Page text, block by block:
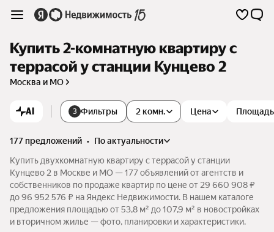
Купить 2-комнатную квартиру с
террасой у станции Кунцево 2
Москва и МО
AI 3 Фильтры 2 комн. Цена Площадь
177 предложений •
по актуальности
Купить двухкомнатную квартиру с террасой у станции
Кунцево 2 в Москве и МО — 177 объявлений от агентств и
собственников по продаже квартир по цене от 29 660 908 ₽
до 96 952 576 ₽ на Яндекс Недвижимости. В нашем каталоге
предложения площадью от 53,8 м² до 107,9 м² в новостройках
и вторичном жилье — фото, планировки и характеристики.